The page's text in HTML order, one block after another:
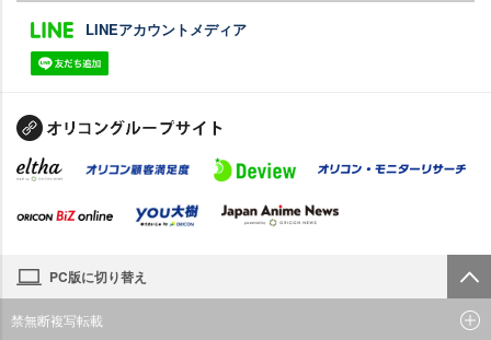
LINEアカウントメディア
PC版に切り替え
禁無断複写転載